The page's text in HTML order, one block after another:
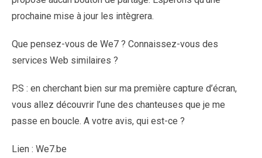
prochaine mise à jour les intègrera.
Que pensez-vous de We7 ? Connaissez-vous des
services Web similaires ?
P.S : en cherchant bien sur ma première capture d’écran,
vous allez découvrir l’une des chanteuses que je me
passe en boucle. A votre avis, qui est-ce ?
Lien : We7.be